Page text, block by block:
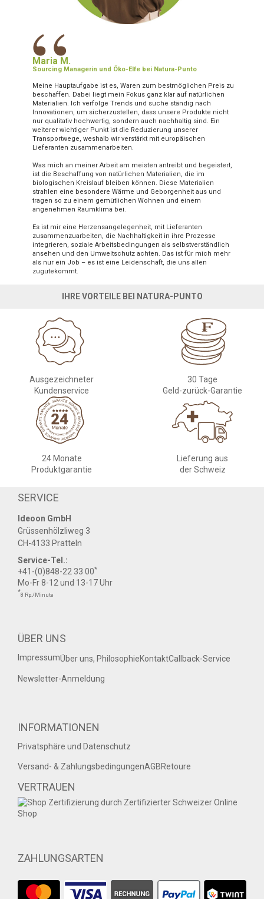
“
Maria M.
Sourcing Managerin und Öko-Elfe bei Natura-Punto
Meine Hauptaufgabe ist es, Waren zum bestmöglichen Preis zu
beschaffen. Dabei liegt mein Fokus ganz klar auf natürlichen
Materialien. Ich verfolge Trends und suche ständig nach
Innovationen, um sicherzustellen, dass unsere Produkte nicht
nur qualitativ hochwertig, sondern auch nachhaltig sind. Ein
weiterer wichtiger Punkt ist die Reduzierung unserer
Transportwege, weshalb wir verstärkt mit europäischen
Lieferanten zusammenarbeiten.
Was mich an meiner Arbeit am meisten antreibt und begeistert,
ist die Beschaffung von natürlichen Materialien, die im
biologischen Kreislauf bleiben können. Diese Materialien
strahlen eine besondere Wärme und Geborgenheit aus und
tragen so zu einem gemütlichen Wohnen und einem
angenehmen Raumklima bei.
Es ist mir eine Herzensangelegenheit, mit Lieferanten
zusammenzuarbeiten, die Nachhaltigkeit in ihre Prozesse
integrieren, soziale Arbeitsbedingungen als selbstverständlich
ansehen und den Umweltschutz achten. Das ist für mich mehr
als nur ein Job – es ist eine Leidenschaft, die uns allen
zugutekommt.
IHRE VORTEILE BEI NATURA-PUNTO
Ausgezeichneter
Kundenservice
30 Tage
Geld-zurück-Garantie
24 Monate
Produktgarantie
Lieferung aus
der Schweiz
SERVICE
Ideoon GmbH
Grüssenhölzliweg 3
CH-4133 Pratteln
Service-Tel.:
+41-(0)848-22 33 00*
Mo-Fr 8-12 und 13-17 Uhr
*8 Rp./Minute
ÜBER UNS
ImpressumÜber uns, PhilosophieKontaktCallback-Service
Newsletter-Anmeldung
INFORMATIONEN
Privatsphäre und Datenschutz
Versand- & ZahlungsbedingungenAGBRetoure
VERTRAUEN
ZAHLUNGSARTEN